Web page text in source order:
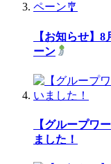
【お知らせ】
ーン
【グループワ
ました！